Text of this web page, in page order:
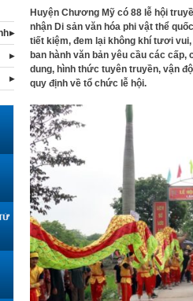
Huyện Chương Mỹ có 88 lễ hội
nhận Di sản văn hóa phi vật thể
tiết kiệm, đem lại không khí tươi
ban hành văn bản yêu cầu các cấp,
dung, hình thức tuyên truyền, vận
quy định về tổ chức lễ hội.